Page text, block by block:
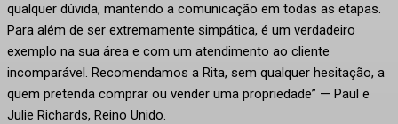
qualquer dúvida, mantendo a comunicação em todas as etapas.
Para além de ser extremamente simpática, é um verdadeiro
exemplo na sua área e com um atendimento ao cliente
incomparável. Recomendamos a Rita, sem qualquer hesitação, a
quem pretenda comprar ou vender uma propriedade” — Paul e
Julie Richards, Reino Unido.